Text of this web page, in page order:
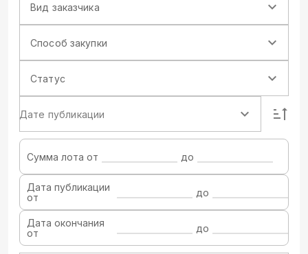
Вид заказчика
Способ закупки
Статус
Дате публикации
Сумма лота от до
Дата публикации
от
до
Дата окончания
от
до